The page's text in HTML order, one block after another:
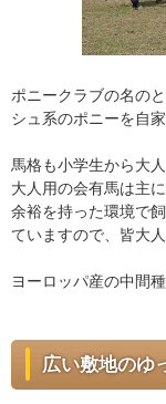
ポニークラブの名の
シュ系のポニーを自
馬格も小学生から大
大人用の会有馬は主
余裕を持った環境で
ていますので、皆大
ヨーロッパ産の中間
広い敷地のゆ